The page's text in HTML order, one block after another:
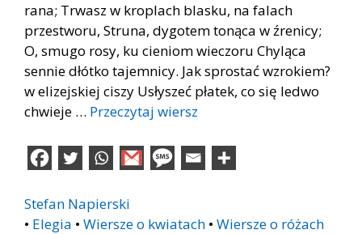
rana; Trwasz w kroplach blasku, na falach
przestworu, Struna, dygotem tonąca w źrenicy;
O, smugo rosy, ku cieniom wieczoru Chyląca
sennie dłótko tajemnicy. Jak sprostać wzrokiem?
w elizejskiej ciszy Usłyszeć płatek, co się ledwo
chwieje … Przeczytaj wiersz
Stefan Napierski
• Elegia • Wiersze o kwiatach • Wiersze o różach